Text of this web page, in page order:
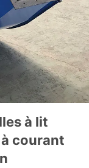
à lit
courant